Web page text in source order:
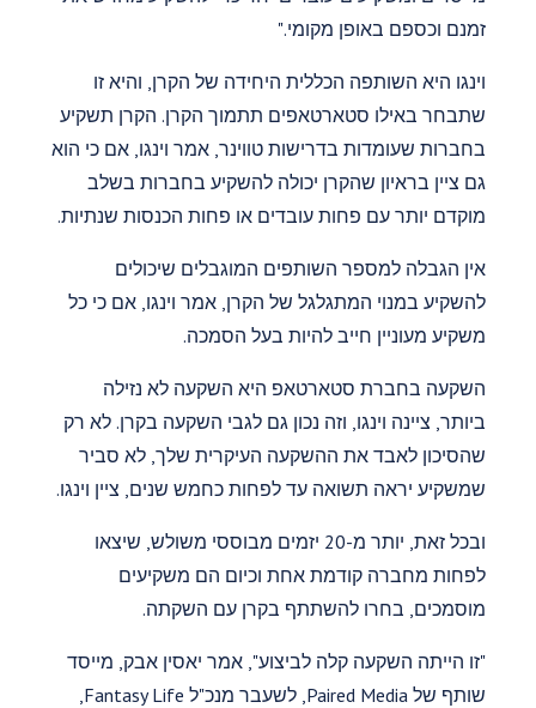
זמנם וכספם באופן מקומי."
וינגו היא השותפה הכללית היחידה של הקרן, והיא זו
שתבחר באילו סטארטאפים תתמוך הקרן. הקרן תשקיע
בחברות שעומדות בדרישות טווינר, אמר וינגו, אם כי הוא
גם ציין בראיון שהקרן יכולה להשקיע בחברות בשלב
מוקדם יותר עם פחות עובדים או פחות הכנסות שנתיות.
אין הגבלה למספר השותפים המוגבלים שיכולים
להשקיע במנוי המתגלגל של הקרן, אמר וינגו, אם כי כל
משקיע מעוניין חייב להיות בעל הסמכה.
השקעה בחברת סטארטאפ היא השקעה לא נזילה
ביותר, ציינה וינגו, וזה נכון גם לגבי השקעה בקרן. לא רק
שהסיכון לאבד את ההשקעה העיקרית שלך, לא סביר
שמשקיע יראה תשואה עד לפחות כחמש שנים, ציין וינגו.
ובכל זאת, יותר מ-20 יזמים מבוססי משולש, שיצאו
לפחות מחברה קודמת אחת וכיום הם משקיעים
מוסמכים, בחרו להשתתף בקרן עם השקתה.
"זו הייתה השקעה קלה לביצוע", אמר יאסין אבק, מייסד